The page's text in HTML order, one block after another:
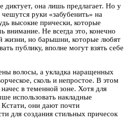
диктует, она лишь предлагает. Но у
руки «забубенить» на
высокие прически, которые
внимание. Не всегда это, конечно
жизни, но барышни, которые любят
публику, вполне могут взять себе
волосы, а укладка наращенных
сколь и непростое. В этом
в теменной зоне. Хотя для
использовать накладные
они дают почти
для создания стильных причесок